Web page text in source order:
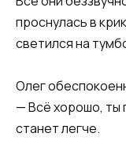
проснулась в
светился на
Олег
— Всё хорошо, ты
станет легче.